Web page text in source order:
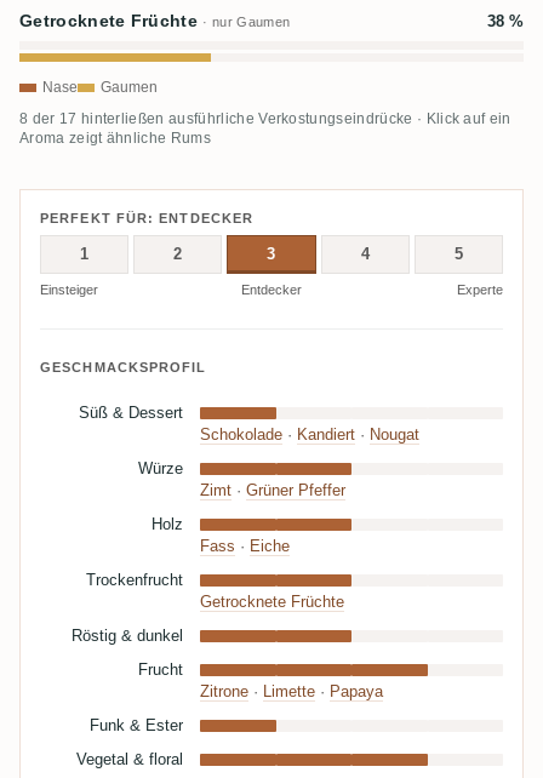
Getrocknete Früchte · nur Gaumen 38 %
Nase Gaumen
8 der 17 hinterließen ausführliche Verkostungseindrücke · Klick auf ein
Aroma zeigt ähnliche Rums
PERFEKT FÜR: ENTDECKER
1 2 3 4 5
Einsteiger Entdecker Experte
GESCHMACKSPROFIL
Süß & Dessert
Schokolade · Kandiert · Nougat
Würze
Zimt · Grüner Pfeffer
Holz
Fass · Eiche
Trockenfrucht
Getrocknete Früchte
Röstig & dunkel
Frucht
Zitrone · Limette · Papaya
Funk & Ester
Vegetal & floral